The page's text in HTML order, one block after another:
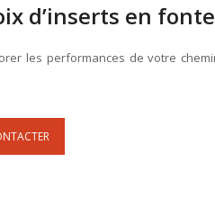
d’inserts en fonte
les performances de votre